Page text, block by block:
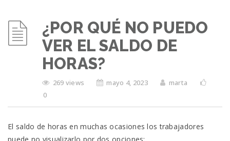
¿POR QUÉ NO PUEDO
VER EL SALDO DE
HORAS?
269 views mayo 4, 2023
marta
0
El saldo de horas en muchas ocasiones los trabajadores